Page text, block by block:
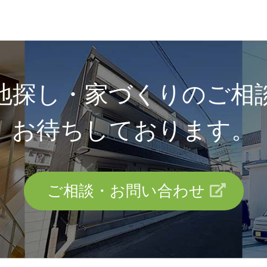
探し・家づくりのご相
お待ちしております。
ご相談・お問い合わせ